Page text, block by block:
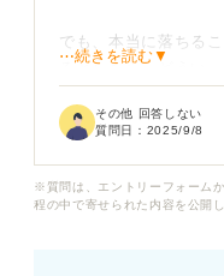
でも、本当に落ちる
るとしたら、どうい
⋯続きを読む▼
その他 回答しない
質問日： 2025/9/8
※質問は、エントリーフォーム
程の中で寄せられた内容を公開